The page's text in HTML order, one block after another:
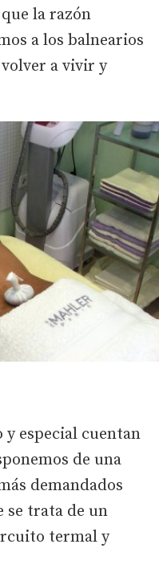
la razón
a los balnearios
volver a vivir y
y especial cuentan
de una
demandados
se trata de un
termal y